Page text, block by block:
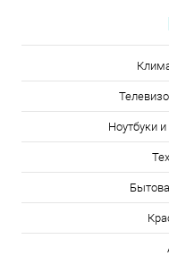
Ноутбуки